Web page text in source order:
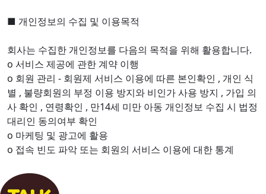
■ 개인정보의 수집 및 이용목적
회사는 수집한 개인정보를 다음의 목적을 위해 활용합니다.
ο 서비스 제공에 관한 계약 이행
ο 회원 관리 - 회원제 서비스 이용에 따른 본인확인 , 개인 식
별 , 불량회원의 부정 이용 방지와 비인가 사용 방지 , 가입 의
사 확인 , 연령확인 , 만14세 미만 아동 개인정보 수집 시 법정
대리인 동의여부 확인
ο 마케팅 및 광고에 활용
ο 접속 빈도 파악 또는 회원의 서비스 이용에 대한 통계